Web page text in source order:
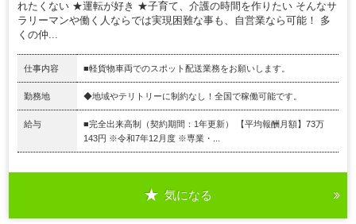
れたくない ★運転が好き ★子育て、介護の時間を作りたい そんなサ
ラリーマンや働く人ならでは実現困難な事も、自営業なら可能！ 多
くの仲...
仕事内容 ■軽貨物車両でのスポット配送業務をお願いします。
勤務地 ◆地域やテリトリーに制約なし！全国で稼働可能です。
給与
■完全出来高制（契約期間：1年更新） 【平均報酬月額】73万
143円 ※令和7年12月度 ※専業・...
気になる